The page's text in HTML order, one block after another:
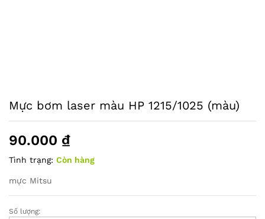
Mực bơm laser màu HP 1215/1025 (màu)
90.000 ₫
Tình trạng: Còn hàng
mực Mitsu
Mực
Số lượng: